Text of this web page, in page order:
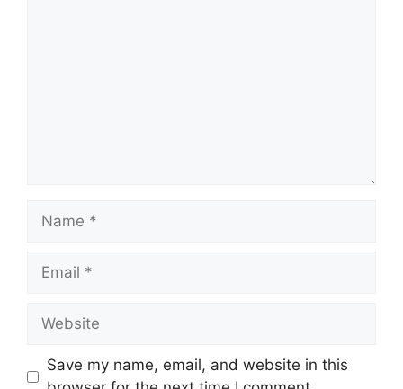
Name
Email
Website
Save my name, email, and website in this